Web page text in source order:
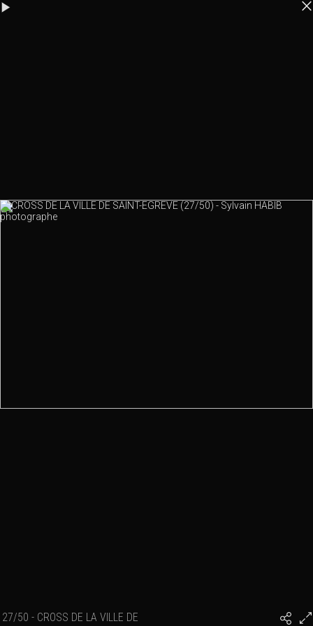
27/50 - CROSS DE LA VILLE DE